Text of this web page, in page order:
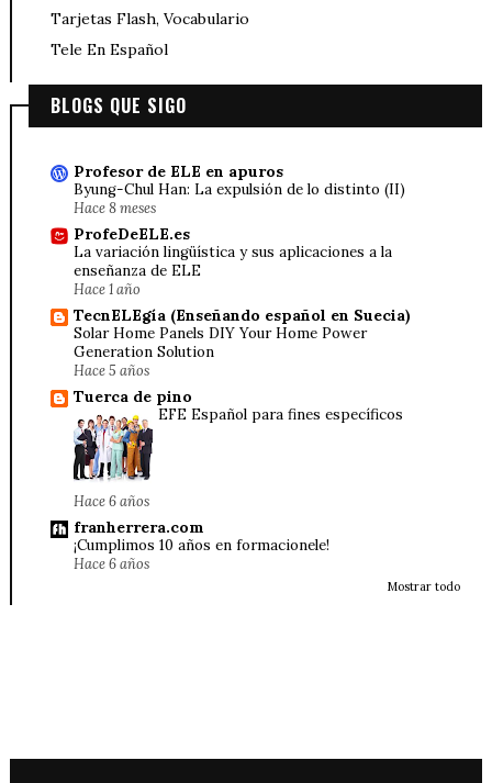
Tarjetas Flash, Vocabulario
Tele En Español
BLOGS QUE SIGO
Profesor de ELE en apuros
Byung-Chul Han: La expulsión de lo distinto (II)
Hace 8 meses
ProfeDeELE.es
La variación lingüística y sus aplicaciones a la
enseñanza de ELE
Hace 1 año
TecnELEgía (Enseñando español en Suecia)
Solar Home Panels DIY Your Home Power
Generation Solution
Hace 5 años
Tuerca de pino
EFE Español para fines específicos
Hace 6 años
franherrera.com
¡Cumplimos 10 años en formacionele!
Hace 6 años
Mostrar todo